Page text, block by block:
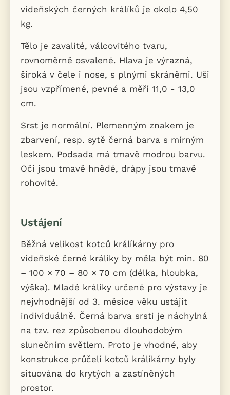
vídeňských černých králíků je okolo 4,50
kg.
Tělo je zavalité, válcovitého tvaru,
rovnoměrně osvalené. Hlava je výrazná,
široká v čele i nose, s plnými skráněmi. Uši
jsou vzpřímené, pevné a měří 11,0 - 13,0
cm.
Srst je normální. Plemenným znakem je
zbarvení, resp. sytě černá barva s mírným
leskem. Podsada má tmavě modrou barvu.
Oči jsou tmavě hnědé, drápy jsou tmavě
rohovité.
Ustájení
Běžná velikost kotců králíkárny pro
vídeňské černé králíky by měla být min. 80
– 100 × 70 – 80 × 70 cm (délka, hloubka,
výška). Mladé králíky určené pro výstavy je
nejvhodnější od 3. měsíce věku ustájit
individuálně. Černá barva srsti je náchylná
na tzv. rez způsobenou dlouhodobým
slunečním světlem. Proto je vhodné, aby
konstrukce průčelí kotců králíkárny byly
situována do krytých a zastíněných
prostor.